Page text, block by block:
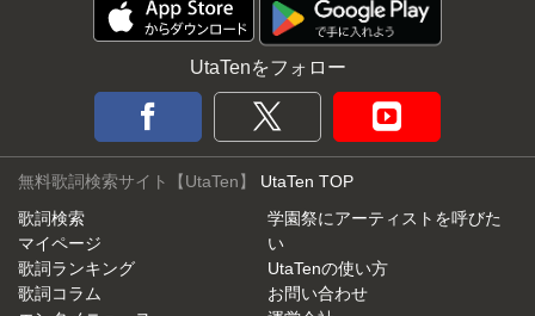
UtaTenをフォロー
無料歌詞検索サイト【UtaTen】 UtaTen TOP
歌詞検索
マイページ
歌詞ランキング
歌詞コラム
学園祭にアーティストを呼びた
い
UtaTenの使い方
お問い合わせ